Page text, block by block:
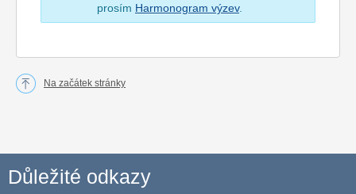
prosím Harmonogram výzev.
Na začátek stránky
Důležité odkazy